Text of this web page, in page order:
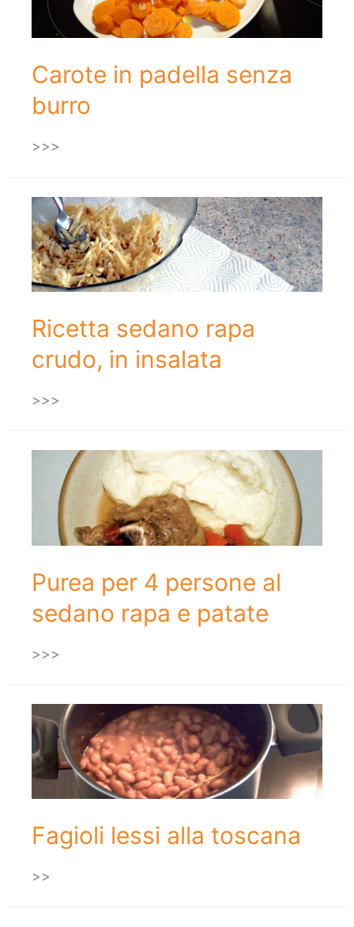
Carote in padella senza
burro
>>>
Ricetta sedano rapa
crudo, in insalata
>>>
Purea per 4 persone al
sedano rapa e patate
>>>
Fagioli lessi alla toscana
>>